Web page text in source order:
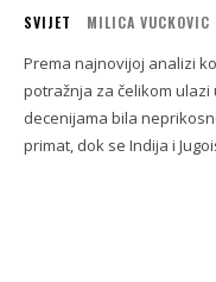
SVIJET MILICA VUCKOVIC
Prema najnovijoj analizi
potražnja za čelikom
decenijama bila
primat, dok se Indija i